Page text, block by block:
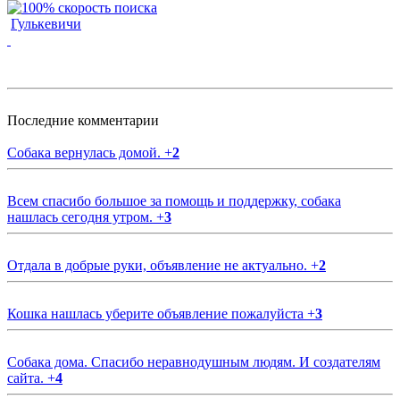
Гулькевичи
Последние комментарии
Собака вернулась домой. +2
Всем спасибо большое за помощь и поддержку, собака
нашлась сегодня утром. +3
Отдала в добрые руки, объявление не актуально. +2
Кошка нашлась уберите объявление пожалуйста +3
Собака дома. Спасибо неравнодушным людям. И создателям
сайта. +4